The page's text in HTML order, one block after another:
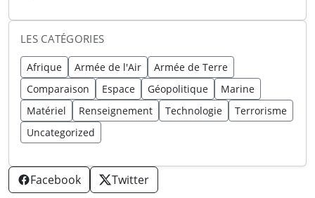
LES CATÉGORIES
Afrique Armée de l'Air
Armée de Terre
Comparaison
Espace Géopolitique
Marine
Matériel
Renseignement Technologie
Terrorisme
Uncategorized
Facebook Twitter